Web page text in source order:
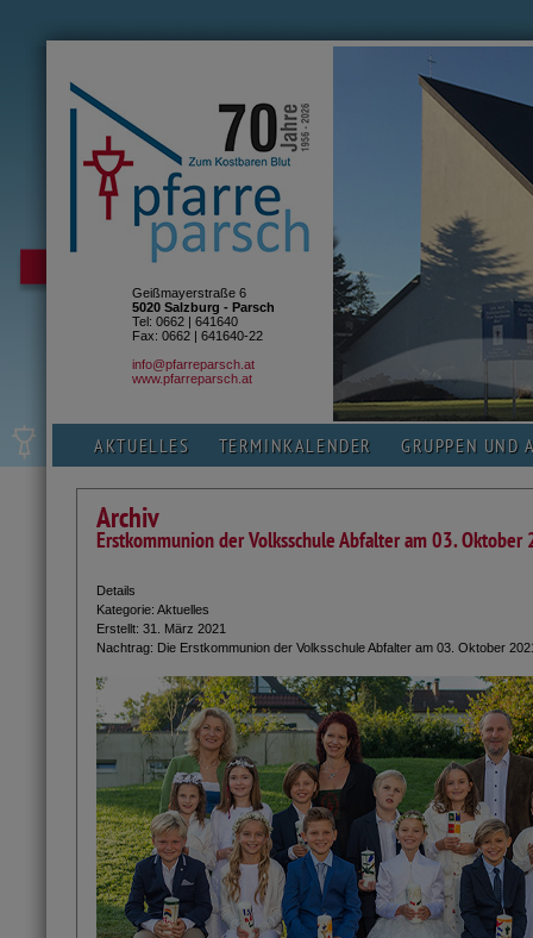
Geißmayerstraße 6
5020 Salzburg - Parsch
Tel: 0662 | 641640
Fax: 0662 | 641640-22
info@pfarreparsch.at
www.pfarreparsch.at
AKTUELLES TERMINKALENDER GRUPPEN UND
Archiv
Erstkommunion der Volksschule Abfalter am 03. Oktober
Details
Kategorie: Aktuelles
Erstellt: 31. März 2021
Nachtrag: Die Erstkommunion der Volksschule Abfalter am 03. Oktober